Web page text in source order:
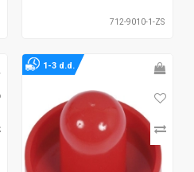
712-9010-1-ZS
1-3 d.d.